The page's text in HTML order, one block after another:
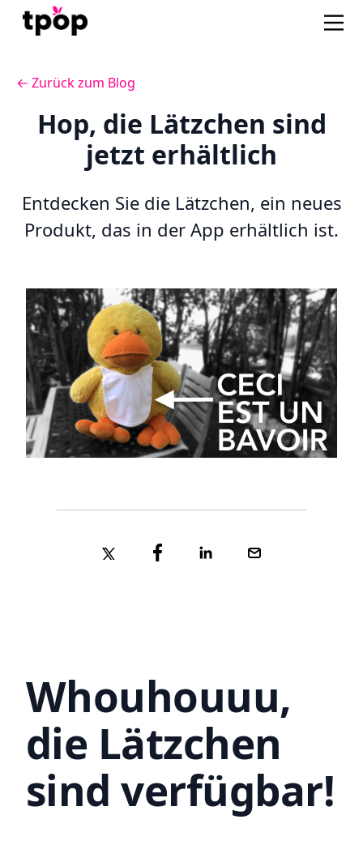
← Zurück zum Blog
Hop, die Lätzchen sind
jetzt erhältlich
Entdecken Sie die Lätzchen, ein neues
Produkt, das in der App erhältlich ist.
Whouhouuu,
die Lätzchen
sind verfügbar!